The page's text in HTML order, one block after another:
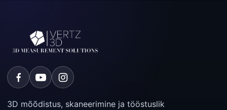
3D mõõdistus, skaneerimine ja tööstuslik